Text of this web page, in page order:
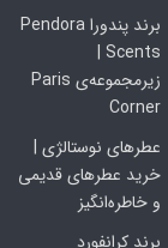
برند پندورا Pendora
Scents |
زیرمجموعه‌ی Paris
Corner
عطرهای نوستالژی |
خرید عطرهای قدیمی
و خاطره‌انگیز
برند کرانفورد